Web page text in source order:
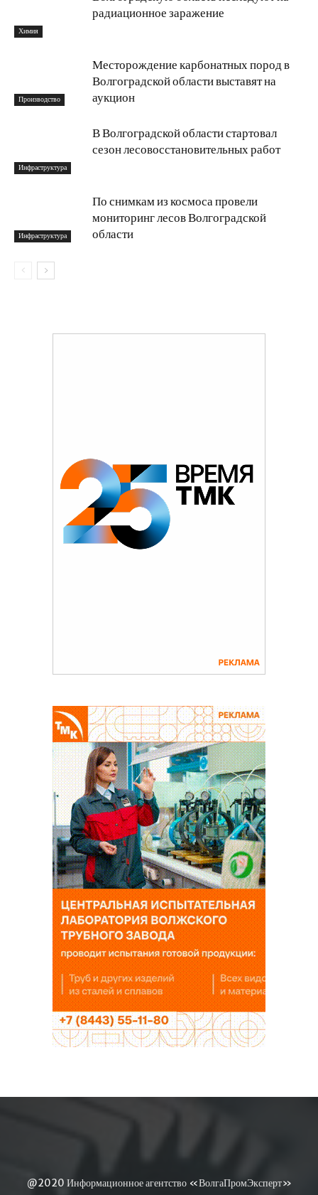
Химия
радиационное заражение
Производство
Месторождение карбонатных пород в
Волгоградской области выставят на
аукцион
Инфраструктура
В Волгоградской области стартовал
сезон лесовосстановительных работ
Инфраструктура
По снимкам из космоса провели
мониторинг лесов Волгоградской
области
@2020 Информационное агентство «ВолгаПромЭксперт»